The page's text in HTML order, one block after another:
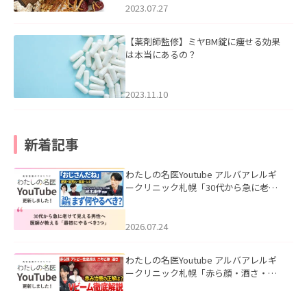
2023.07.27
【薬剤師監修】ミヤBM錠に痩せる効果
は本当にあるの？
2023.11.10
新着記事
わたしの名医Youtube アルバアレルギ
ークリニック札幌「30代から急に老け
た。
2026.07.24
わたしの名医Youtube アルバアレルギ
ークリニック札幌「赤ら顔・酒さ・ニ